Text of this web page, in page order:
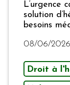
L’urgence
solution
besoins
08/06/2026
Droit à